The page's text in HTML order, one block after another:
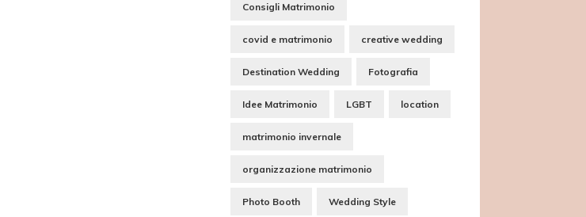
Consigli Matrimonio
covid e matrimonio creative wedding
Destination Wedding Fotografia
Idee Matrimonio LGBT location
matrimonio invernale
organizzazione matrimonio
Photo Booth Wedding Style